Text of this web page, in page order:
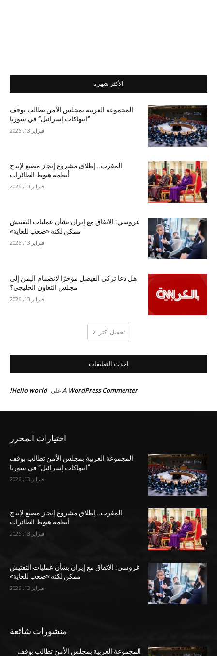
الأكثر شهرة
المجموعة العربية بمجلس الأمن تطالب بوقف
“انتهاكات إسرائيل” في سوريا
فبراير 13, 2026
المغرب.. إطلاق مشروع إنجاز مصنع لإنتاج
أنظمة هبوط الطائرات
فبراير 13, 2026
غروسي: الاتفاق مع إيران بشأن عمليات التفتيش
ممكن لكنه «صعب للغاية»
فبراير 13, 2026
هل دعا تركي الفيصل مؤخرًا لانضمام اليمن إلى
مجلس التعاون الخليجي؟
فبراير 13, 2026
تحميل أكثر
احدث التعليقات
A WordPress Commenter على Hello world!
اختيارات المحرر
المجموعة العربية بمجلس الأمن تطالب بوقف
“انتهاكات إسرائيل” في سوريا
فبراير 13, 2026
المغرب.. إطلاق مشروع إنجاز مصنع لإنتاج
أنظمة هبوط الطائرات
فبراير 13, 2026
غروسي: الاتفاق مع إيران بشأن عمليات التفتيش
ممكن لكنه «صعب للغاية»
فبراير 13, 2026
منشورات شائعة
المجموعة العربية بمجلس الأمن تطالب بوقف